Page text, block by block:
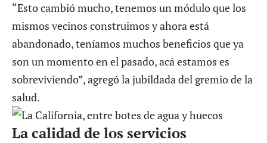
“Esto cambió mucho, tenemos un módulo que los
mismos vecinos construimos y ahora está
abandonado, teníamos muchos beneficios que ya
son un momento en el pasado, acá estamos es
sobreviviendo”, agregó la jubildada del gremio de la
salud.
La calidad de los servicios